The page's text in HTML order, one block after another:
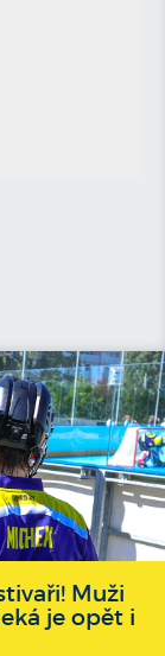
Muži
je opět i